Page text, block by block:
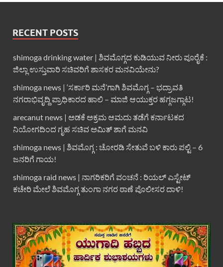
RECENT POSTS
shimoga drinking water | ಶಿವಮೊಗ್ಗದ ಕುಡಿಯುವ ನೀರು ಪೂರೈಕೆ :
ಜಿಲ್ಲಾ ಉಸ್ತುವಾರಿ ಸಚಿವರಿಗೆ ಶಾಸಕರ ಮನವಿಯೇನು?
shimoga news | ‘ಸರ್ಕಾರಿ ಮನೆ’ಗಾಗಿ ಶಿವಮೊಗ್ಗ – ಭದ್ರಾವತಿ
ನಗರಾಭಿವೃದ್ದಿ ಪ್ರಾಧಿಕಾರದ ಹಾಲಿ – ಮಾಜಿ ಆಯುಕ್ತರ ಹಗ್ಗಜಗ್ಗಾಟ!
arecanut news | ಅಡಕೆ ಅಕ್ರಮ ಆಮದು ತಡೆಗೆ ಕರ್ನಾಟಕದ
ನಿಯೋಗದಿಂದ ಗೃಹ ಸಚಿವ ಅಮಿತ್ ಶಾಗೆ ಮನವಿ
shimoga news | ಶಿವಮೊಗ್ಗ : ಚೋರಡಿ ಸೇತುವೆ ಬಳಿ ಕಾರು ಪಲ್ಟಿ – 6
ಜನರಿಗೆ ಗಾಯ!
shimoga raid news | ನಾಗರಿಕರಿಗೆ ವಂಚನೆ : ರಿಯಲ್ ಎಸ್ಟೇಟ್
ಕಚೇರಿ ಮೇಲೆ ಶಿವಮೊಗ್ಗ ತುಂಗಾ ನಗರ ಠಾಣೆ ಪೊಲೀಸರ ದಾಳಿ!